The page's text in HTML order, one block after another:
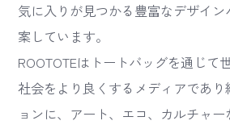
気に入りが見つかる豊富なデザイ
案しています。
ROOTOTEはトートバッグを通じて
社会をより良くするメディアであ
ョンに、アート、エコ、カルチャ